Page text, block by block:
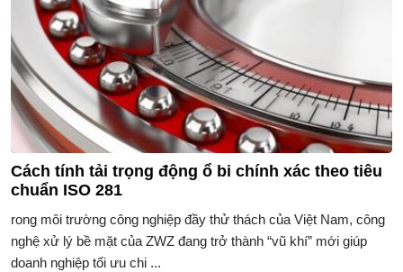
Cách tính tải trọng động ổ bi chính xác theo tiêu
chuẩn ISO 281
rong môi trường công nghiệp đầy thử thách của Việt Nam, công
nghệ xử lý bề mặt của ZWZ đang trở thành “vũ khí” mới giúp
doanh nghiệp tối ưu chi ...